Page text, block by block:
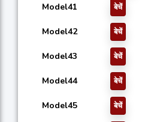
Model41 बेचें
Model42 बेचें
Model43 बेचें
Model44 बेचें
Model45 बेचें